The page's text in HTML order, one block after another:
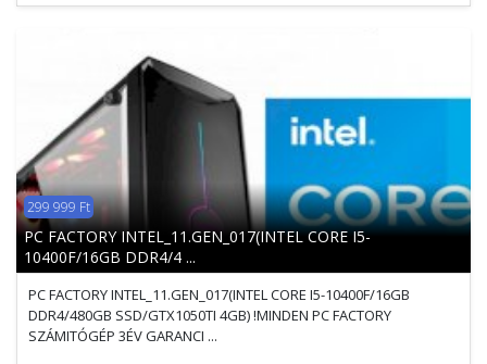
299 999 Ft
PC FACTORY INTEL_11.GEN_017(INTEL CORE I5-
10400F/16GB DDR4/4 ...
PC FACTORY INTEL_11.GEN_017(INTEL CORE I5-10400F/16GB
DDR4/480GB SSD/GTX1050TI 4GB) !MINDEN PC FACTORY
SZÁMITÓGÉP 3ÉV GARANCI ...